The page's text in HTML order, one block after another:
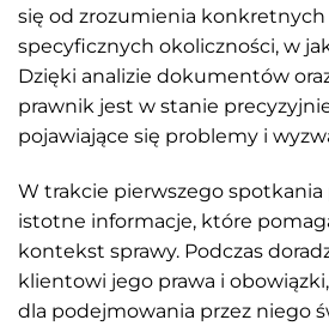
się od zrozumienia
specyficznych okoliczności, w
Dzięki analizie dokumentów
prawnik jest w stanie
pojawiające się problemy i
W trakcie pierwszego
istotne informacje, które
kontekst sprawy. Podczas
klientowi jego prawa i
dla podejmowania przez niego